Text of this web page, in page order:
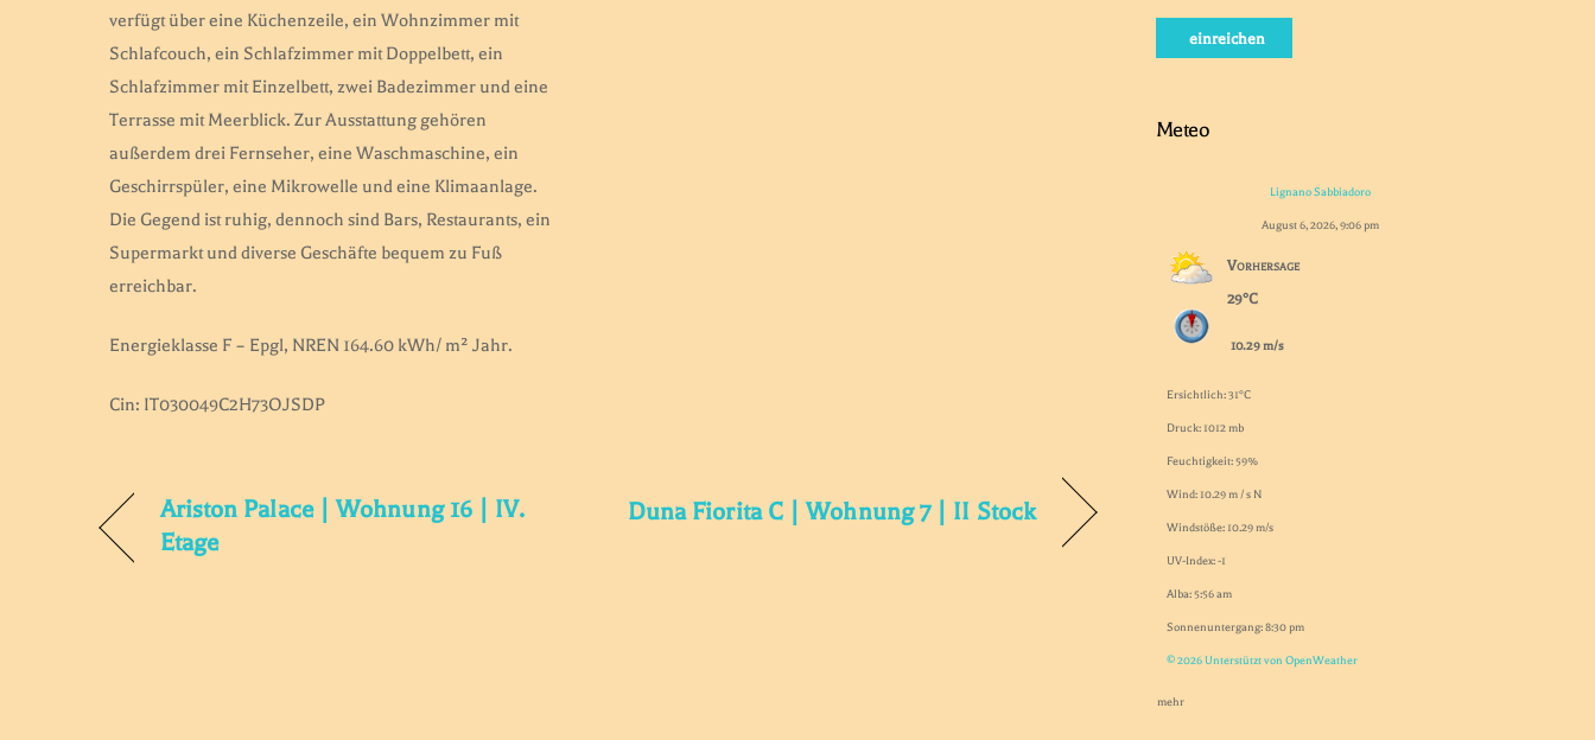
verfügt über eine Küchenzeile, ein Wohnzimmer mit
Schlafcouch, ein Schlafzimmer mit Doppelbett, ein
Schlafzimmer mit Einzelbett, zwei Badezimmer und eine
Terrasse mit Meerblick. Zur Ausstattung gehören
außerdem drei Fernseher, eine Waschmaschine, ein
Geschirrspüler, eine Mikrowelle und eine Klimaanlage.
Die Gegend ist ruhig, dennoch sind Bars, Restaurants, ein
Supermarkt und diverse Geschäfte bequem zu Fuß
erreichbar.
Energieklasse F – Epgl, NREN 164.60 kWh/ m² Jahr.
Cin: IT030049C2H73OJSDP
Ariston Palace | Wohnung 16 | IV.
Etage
Duna Fiorita C | Wohnung 7 | II Stock
einreichen
Meteo
Lignano Sabbiadoro
August 6, 2026, 9:06 pm
Vorhersage
29°C
10.29 m/s
Ersichtlich: 31°C
Druck: 1012 mb
Feuchtigkeit: 59%
Wind: 10.29 m / s N
Windstöße: 10.29 m/s
UV-Index: -1
Alba: 5:56 am
Sonnenuntergang: 8:30 pm
© 2026 Unterstützt von OpenWeather
mehr